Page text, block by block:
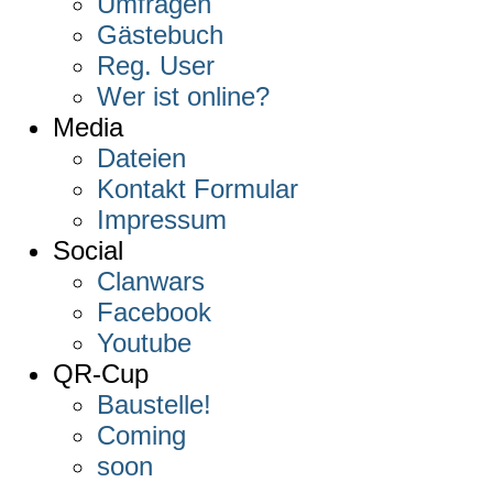
Gästebuch
Reg. User
Wer ist online?
Media
Dateien
Kontakt Formular
Impressum
Social
Clanwars
Facebook
Youtube
QR-Cup
Baustelle!
Coming
soon